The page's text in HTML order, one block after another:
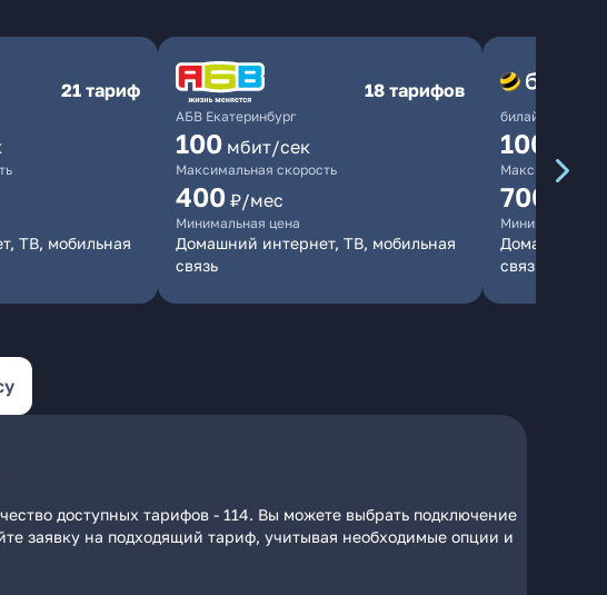
21 тариф
ТВ, мобильная
АБВ Екатеринбург
18 тарифов
100 мбит/сек
Максимальная скорость
400 ₽/мес
Минимальная цена
Домашний интернет, ТВ, мобильная
связь
билайн
1000
Максимальная
700
Минимальная
Домашний
связь
доступных тарифов - 114. Вы можете выбрать подключение
заявку на подходящий тариф, учитывая необходимые опции и